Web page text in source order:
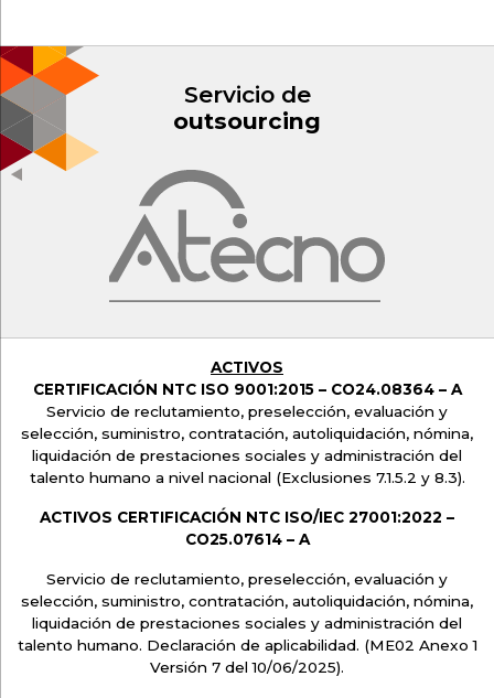
Servicio de
outsourcing
ACTIVOS
CERTIFICACIÓN NTC ISO 9001:2015 –CO24.08364 – A
Servicio de reclutamiento, preselección, evaluación y
selección, suministro, contratación, autoliquidación, nómina,
liquidación de prestaciones sociales y administración del
talento humano a nivel nacional (Exclusiones 7.1.5.2 y 8.3).
ACTIVOS CERTIFICACIÓN NTC ISO/IEC 27001:2022 –
CO25.07614 – A
Servicio de reclutamiento, preselección, evaluación y
selección, suministro, contratación, autoliquidación, nómina,
liquidación de prestaciones sociales y administración del
talento humano. Declaración de aplicabilidad. (ME02 Anexo 1
Versión 7 del 10/06/2025).